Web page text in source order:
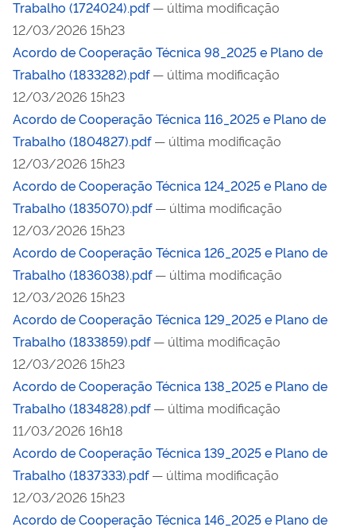
Trabalho (1724024).pdf — última modificação
12/03/2026 15h23
Acordo de Cooperação Técnica 98_2025 e Plano de
Trabalho (1833282).pdf — última modificação
12/03/2026 15h23
Acordo de Cooperação Técnica 116_2025 e Plano de
Trabalho (1804827).pdf — última modificação
12/03/2026 15h23
Acordo de Cooperação Técnica 124_2025 e Plano de
Trabalho (1835070).pdf — última modificação
12/03/2026 15h23
Acordo de Cooperação Técnica 126_2025 e Plano de
Trabalho (1836038).pdf — última modificação
12/03/2026 15h23
Acordo de Cooperação Técnica 129_2025 e Plano de
Trabalho (1833859).pdf — última modificação
12/03/2026 15h23
Acordo de Cooperação Técnica 138_2025 e Plano de
Trabalho (1834828).pdf — última modificação
11/03/2026 16h18
Acordo de Cooperação Técnica 139_2025 e Plano de
Trabalho (1837333).pdf — última modificação
12/03/2026 15h23
Acordo de Cooperação Técnica 146_2025 e Plano de